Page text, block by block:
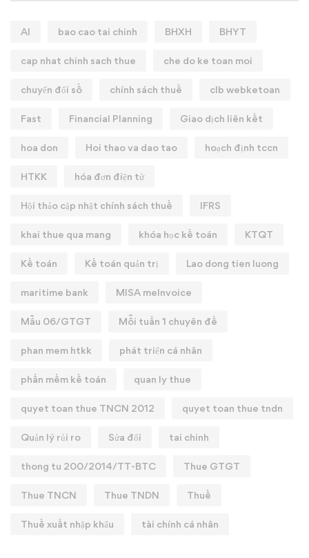
AI bao cao tai chinh BHXH BHYT
cap nhat chinh sach thue che do ke toan moi
chuyển đổi số chính sách thuế clb webketoan
Fast Financial Planning Giao dịch liên kết
hoa don Hoi thao va dao tao hoạch định tccn
HTKK hóa đơn điện tử
Hội thảo cập nhật chính sách thuế IFRS
khai thue qua mang khóa học kế toán KTQT
Kế toán Kế toán quản trị Lao dong tien luong
maritime bank MISA meInvoice
Mẫu 06/GTGT Mỗi tuần 1 chuyên đề
phan mem htkk phát triển cá nhân
phần mềm kế toán quan ly thue
quyet toan thue TNCN 2012 quyet toan thue tndn
Quản lý rủi ro Sửa đổi tai chinh
thong tu 200/2014/TT-BTC Thue GTGT
Thue TNCN Thue TNDN Thuế
Thuế xuất nhập khẩu tài chính cá nhân